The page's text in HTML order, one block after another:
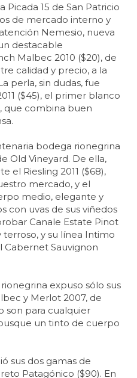
Picada 15 de San Patricio
de mercado interno y
Nemesio, nueva
destacable
Malbec 2010 ($20), de
calidad y precio, a la
perla, sin dudas, fue
($45), el primer blanco
que combina buen
bodega rionegrina
Old Vineyard. De ella,
el Riesling 2011 ($68),
mercado, y el
medio, elegante y
con uvas de sus viñedos
Canale Estate Pinot
terroso, y su línea Intimo
Cabernet Sauvignon
expuso sólo sus
y Merlot 2007, de
son para cualquier
un tinto de cuerpo
sus dos gamas de
Patagónico ($90). En